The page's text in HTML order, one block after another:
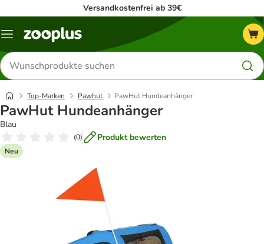
Versandkostenfrei ab 39€
Menü
Produkte
suchen
Top-Marken Pawhut PawHut Hundeanhänger
PawHut Hundeanhänger
Blau
(0) Produkt bewerten
Neu